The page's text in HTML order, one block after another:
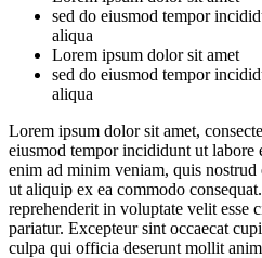
sed do eiusmod tempor
aliqua
Lorem ipsum dolor sit amet
sed do eiusmod tempor
aliqua
Lorem ipsum dolor sit amet,
eiusmod tempor incididunt ut labore
enim ad minim veniam, quis
ut aliquip ex ea commodo
reprehenderit in voluptate velit esse
pariatur. Excepteur sint occaecat
culpa qui officia deserunt mollit